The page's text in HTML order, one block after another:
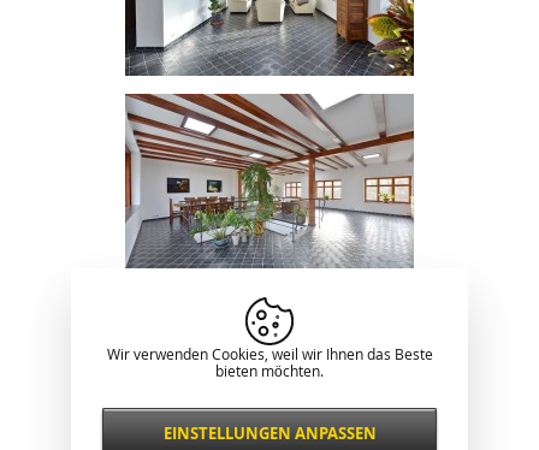
Wir verwenden Cookies, weil wir Ihnen das Beste
bieten möchten.
Notwendig
EINSTELLUNGEN ANPASSEN